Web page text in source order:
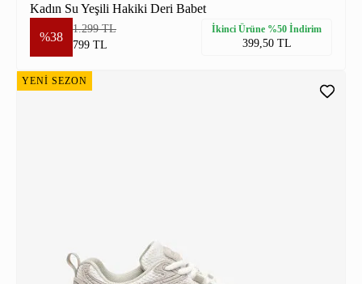
Kadın Su Yeşili Hakiki Deri Babet
%38
1.299 TL
799 TL
İkinci Ürüne %50 İndirim
399,50 TL
YENİ SEZON